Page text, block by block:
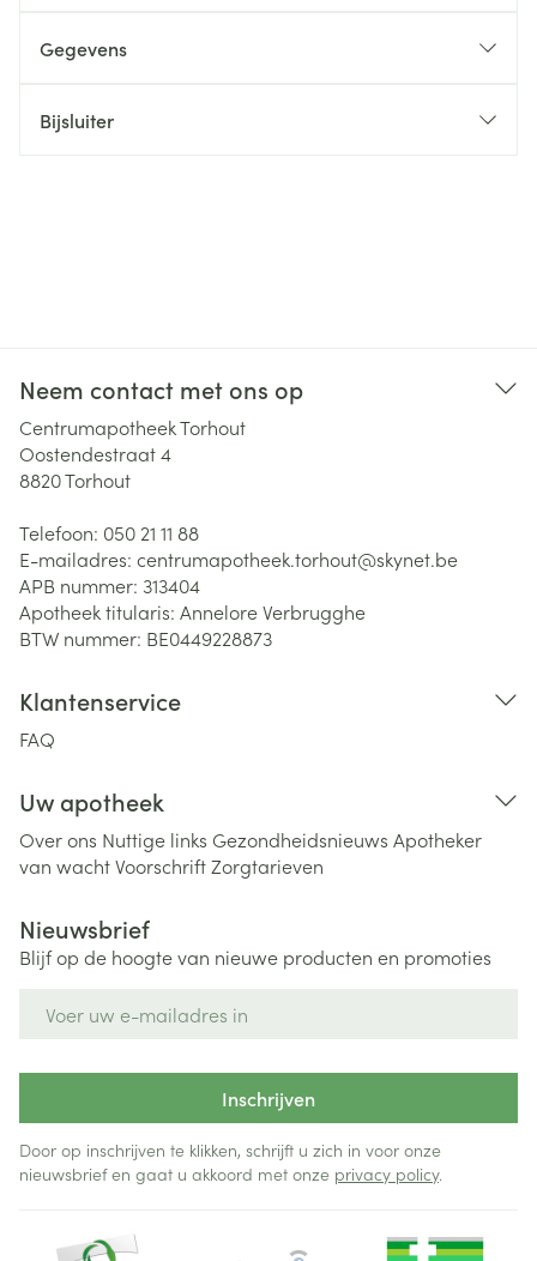
Gegevens
Bijsluiter
Neem contact met ons op
Centrumapotheek Torhout
Oostendestraat 4
8820Torhout
Telefoon: 050 21 11 88
E-mailadres: centrumapotheek.torhout@skynet.be
APB nummer: 313404
Apotheek titularis: Annelore Verbrugghe
BTW nummer: BE0449228873
Klantenservice
FAQ
Uw apotheek
Over ons Nuttige links Gezondheidsnieuws Apotheker
van wachtVoorschriftZorgtarieven
Nieuwsbrief
Blijf op de hoogte van nieuwe producten en promoties
Inschrijven
Door op inschrijven te klikken, schrijft u zich in voor onze
nieuwsbrief en gaat u akkoord met onze privacy policy.